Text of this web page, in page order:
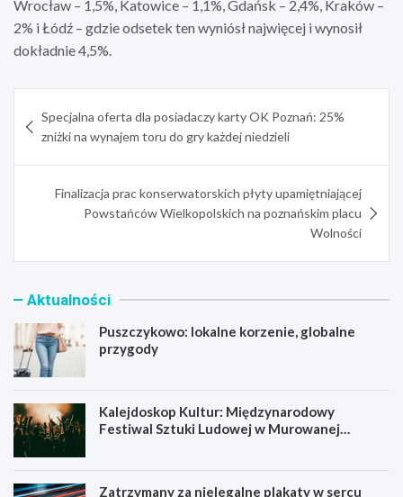
Wrocław – 1,5%, Katowice – 1,1%, Gdańsk – 2,4%, Kraków –
2% i Łódź – gdzie odsetek ten wyniósł najwięcej i wynosił
dokładnie 4,5%.
wpisu
Specjalna oferta dla posiadaczy karty OK Poznań: 25%
zniżki na wynajem toru do gry każdej niedzieli
Finalizacja prac konserwatorskich płyty upamiętniającej
Powstańców Wielkopolskich na poznańskim placu
Wolności
Aktualności
Puszczykowo: lokalne korzenie, globalne
przygody
Kalejdoskop Kultur: Międzynarodowy
Festiwal Sztuki Ludowej w Murowanej
Zatrzymany za nielegalne plakaty w sercu